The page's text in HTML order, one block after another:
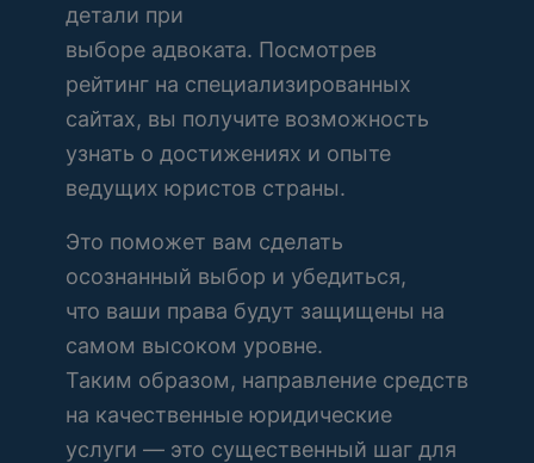
детали при
выборе адвоката. Посмотрев
рейтинг на специализированных
сайтах, вы получите возможность
узнать о достижениях и опыте
ведущих юристов страны.
Это поможет вам сделать
осознанный выбор и убедиться,
что ваши права будут защищены на
самом высоком уровне.
Таким образом, направление средств
на качественные юридические
услуги — это существенный шаг для